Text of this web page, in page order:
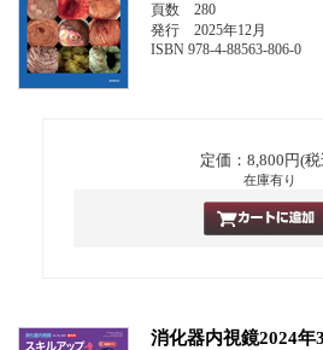
頁数 280
発行 2025年12月
ISBN 978-4-88563-806-0
定価：8,800円(
在庫有り
消化器内視鏡2024年